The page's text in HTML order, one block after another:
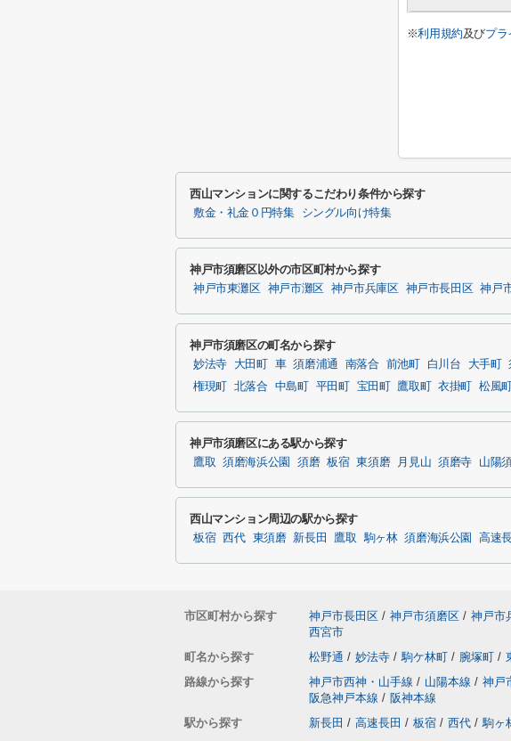
※利用規約及びプラ
西山マンションに関するこだわり条件から探す
敷金・礼金０円特集 シングル向け特集
神戸市須磨区以外の市区町村から探す
神戸市東灘区 神戸市灘区 神戸市兵庫区 神戸市長田区 神戸
神戸市須磨区の町名から探す
妙法寺 大田町 車 須磨浦通 南落合 前池町 白川台 大手町
権現町
北落合 中島町 平田町 宝田町 鷹取町 衣掛町 松風町
神戸市須磨区にある駅から探す
鷹取 須磨海浜公園 須磨 板宿 東須磨 月見山 須磨寺 山陽
西山マンション周辺の駅から探す
板宿 西代 東須磨 新長田 鷹取 駒ヶ林 須磨海浜公園 高速
市区町村から探す 神戸市長田区 / 神戸市須磨区 / 神戸市
西宮市
町名から探す
松野通 / 妙法寺 / 駒ケ林町 / 腕塚町 /
路線から探す
神戸市西神・山手線 / 山陽本線 / 神戸
阪急神戸本線 / 阪神本線
駅から探す
新長田 / 高速長田 / 板宿 / 西代 / 駒ヶ